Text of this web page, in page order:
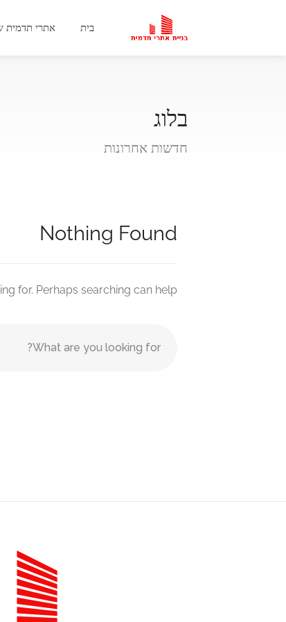
בית אתרי תדמית
בלוג
חדשות אחרונות
Nothing Found
for. Perhaps searching can help.